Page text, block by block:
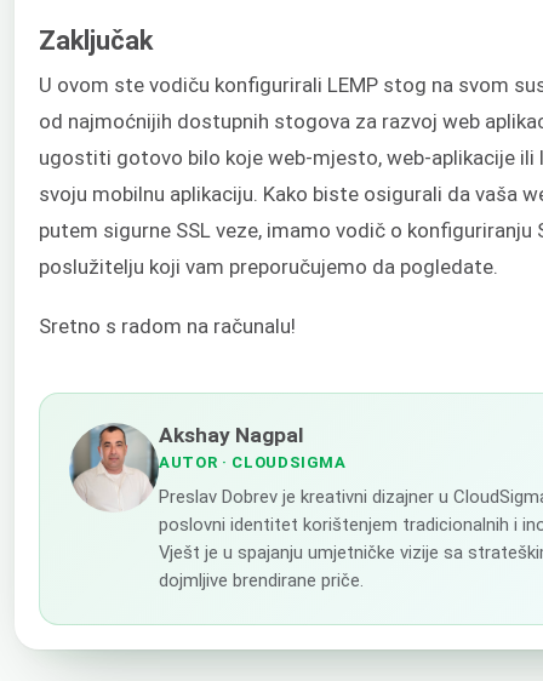
Zaključak
U ovom ste vodiču konfigurirali LEMP stog na svom
od najmoćnijih dostupnih stogova za razvoj web
ugostiti gotovo bilo koje web-mjesto, web-aplikacije
svoju mobilnu aplikaciju. Kako biste osigurali da vaša
putem sigurne SSL veze, imamo vodič o konfiguriranju
poslužitelju koji vam preporučujemo da pogledate.
Sretno s radom na računalu!
Akshay Nagpal
AUTOR · CLOUDSIGMA
Preslav Dobrev je kreativni dizajner u
poslovni identitet korištenjem tradicionalnih i
Vješt je u spajanju umjetničke vizije sa
dojmljive brendirane priče.